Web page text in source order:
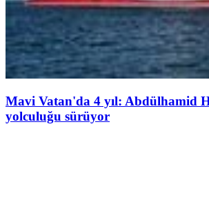
Mavi Vatan'da 4 yıl: Abdülhamid
yolculuğu sürüyor